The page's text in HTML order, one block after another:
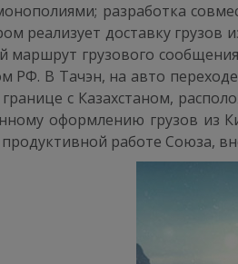
разработка
реализует доставку
маршрут грузового
РФ. В Тачэн, на авто
с Казахстаном,
оформлению грузов из
работе Союза,